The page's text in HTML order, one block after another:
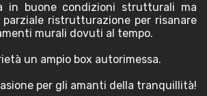
in buone condizioni strutturali ma
ristrutturazione per risanare
murali dovuti al tempo.
un ampio box autorimessa.
per gli amanti della tranquillità!